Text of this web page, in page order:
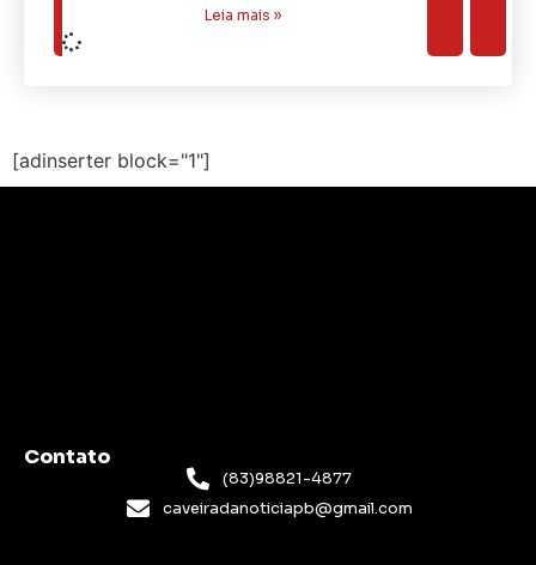
Leia mais »
[adinserter block="1"]
Contato
(83)98821-4877
caveiradanoticiapb@gmail.com